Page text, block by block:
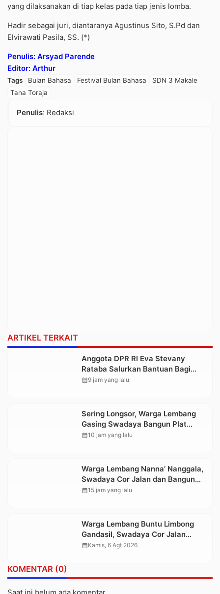
yang dilaksanakan di tiap kelas pada tiap jenis lomba.
Hadir sebagai juri, diantaranya Agustinus Sito, S.Pd dan
Elvirawati Pasila, SS. (*)
Penulis: Arsyad Parende
Editor: Arthur
Tags Bulan Bahasa Festival Bulan Bahasa
SDN 3 Makale
Tana Toraja
Penulis: Redaksi
ARTIKEL TERKAIT
Anggota DPR RI Eva Stevany
Rataba Salurkan Bantuan Bagi
Warga Terdampak Longsor di
calendar_month9 jam yang lalu
Sering Longsor, Warga Lembang
Gasing Swadaya Bangun Plat
Deker dan Talut Jalan Penghubung
calendar_month10 jam yang lalu
Warga Lembang Nanna’ Nanggala,
Swadaya Cor Jalan dan Bangun
Jembatan
calendar_month15 jam yang lalu
Warga Lembang Buntu Limbong
Gandasil, Swadaya Cor Jalan
Sepanjang 500 Meter
calendar_monthKamis, 6 Agt 2026
KOMENTAR (0)